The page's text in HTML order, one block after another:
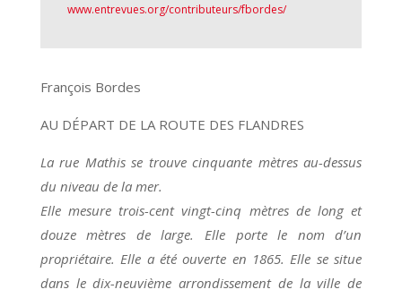
www.entrevues.org/contributeurs/fbordes/
François Bordes
AU DÉPART DE LA ROUTE DES FLANDRES
La rue Mathis se trouve cinquante mètres au-dessus
du niveau de la mer.
Elle mesure trois-cent vingt-cinq mètres de long et
douze mètres de large. Elle porte le nom d’un
propriétaire. Elle a été ouverte en 1865. Elle se situe
dans le dix-neuvième arrondissement de la ville de